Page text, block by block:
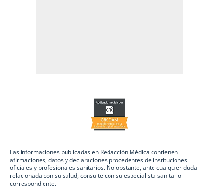
Las informaciones publicadas en Redacción Médica contienen
afirmaciones, datos y declaraciones procedentes de instituciones
oficiales y profesionales sanitarios. No obstante, ante cualquier duda
relacionada con su salud, consulte con su especialista sanitario
correspondiente.